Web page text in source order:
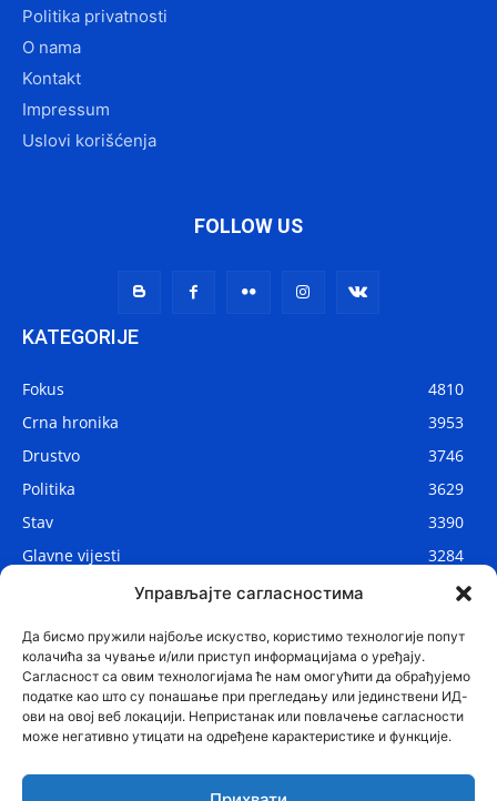
Управљајте сагласностима
Да бисмо пружили најбоље искуство, користимо технологије попут
колачића за чување и/или приступ информацијама о уређају.
Сагласност са овим технологијама ће нам омогућити да обрађујемо
податке као што су понашање при прегледању или јединствени ИД-
ови на овој веб локацији. Непристанак или повлачење сагласности
може негативно утицати на одређене карактеристике и функције.
Politika privatnosti
O nama
Kontakt
Impressum
Uslovi korišćenja
FOLLOW US
KATEGORIJE
Fokus
4810
Crna hronika
3953
Drustvo
3746
Politika
3629
Stav
3390
Glavne vijesti
3284
2906